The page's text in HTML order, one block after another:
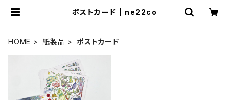
ポストカード | ne22co
HOME 紙製品 ポストカード